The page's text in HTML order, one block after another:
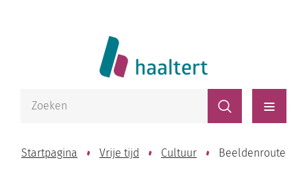
Haaltert
Menu
kunnen
helpen?
Zoeken
Startpagina Vrije tijd Cultuur Beeldenroute